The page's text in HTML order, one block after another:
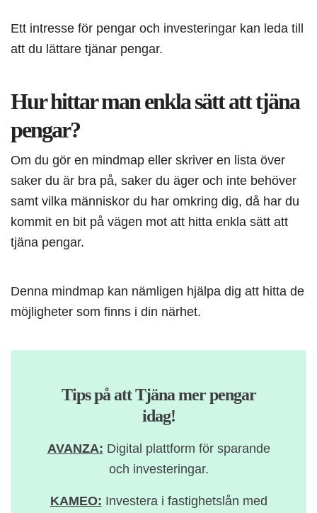
Ett intresse för pengar och investeringar kan leda till
att du lättare tjänar pengar.
Hur hittar man enkla sätt att tjäna
pengar?
Om du gör en mindmap eller skriver en lista över
saker du är bra på, saker du äger och inte behöver
samt vilka människor du har omkring dig, då har du
kommit en bit på vägen mot att hitta enkla sätt att
tjäna pengar.
Denna mindmap kan nämligen hjälpa dig att hitta de
möjligheter som finns i din närhet.
Tips på att Tjäna mer pengar
idag!
AVANZA: Digital plattform för sparande
och investeringar.
KAMEO: Investera i fastighetslån med